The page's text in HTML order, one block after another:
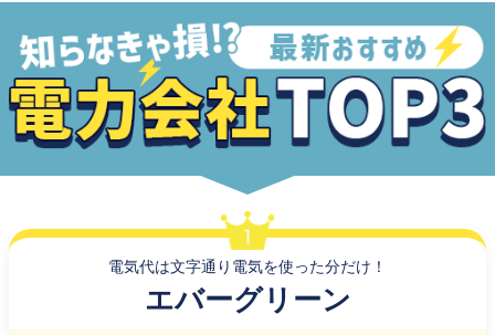
電気代は文字通り電気を使った分だけ！
エバーグリーン